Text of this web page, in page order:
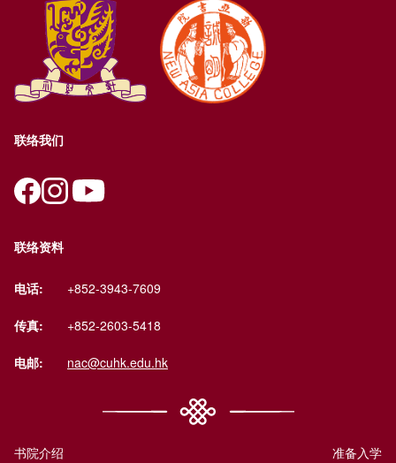
联络我们
联络资料
电话: +852-3943-7609
传真: +852-2603-5418
电邮: nac@cuhk.edu.hk
书院介绍 准备入学